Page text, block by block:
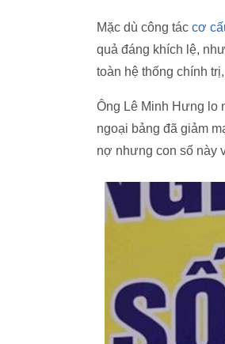
Mặc dù công tác cơ
quả đáng khích lệ,
toàn hệ thống chính
Ông Lê Minh Hưng lo
ngoại bảng đã giảm
nợ nhưng con số này